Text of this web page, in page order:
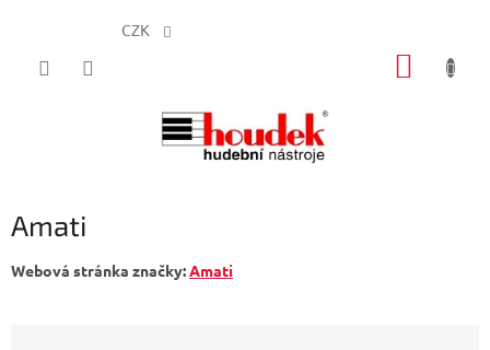
CZK
Amati
Webová stránka značky:Amati